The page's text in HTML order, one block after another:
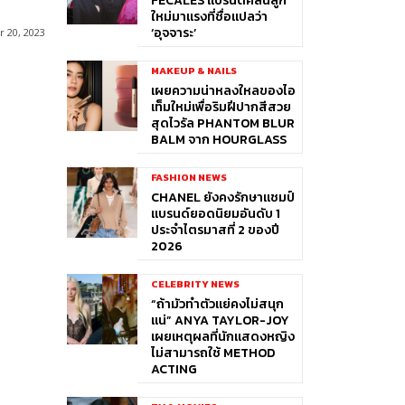
20, 2023
ใหม่มาแรงที่ชื่อแปลว่า
‘อุจจาระ’
MAKEUP & NAILS
เผยความน่าหลงใหลของไอ
เท็มใหม่เพื่อริมฝีปากสีสวย
สุดไวรัล PHANTOM BLUR
BALM จาก HOURGLASS
FASHION NEWS
CHANEL ยังคงรักษาแชมป์
แบรนด์ยอดนิยมอันดับ 1
ประจำไตรมาสที่ 2 ของปี
2026
CELEBRITY NEWS
“ถ้ามัวทำตัวแย่คงไม่สนุก
แน่” ANYA TAYLOR-JOY
เผยเหตุผลที่นักแสดงหญิง
ไม่สามารถใช้ METHOD
ACTING